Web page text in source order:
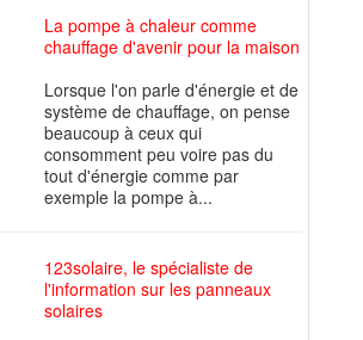
La pompe à chaleur comme
chauffage d'avenir pour la maison
Lorsque l'on parle d'énergie et de
système de chauffage, on pense
beaucoup à ceux qui
consomment peu voire pas du
tout d'énergie comme par
exemple la pompe à...
123solaire, le spécialiste de
l'information sur les panneaux
solaires